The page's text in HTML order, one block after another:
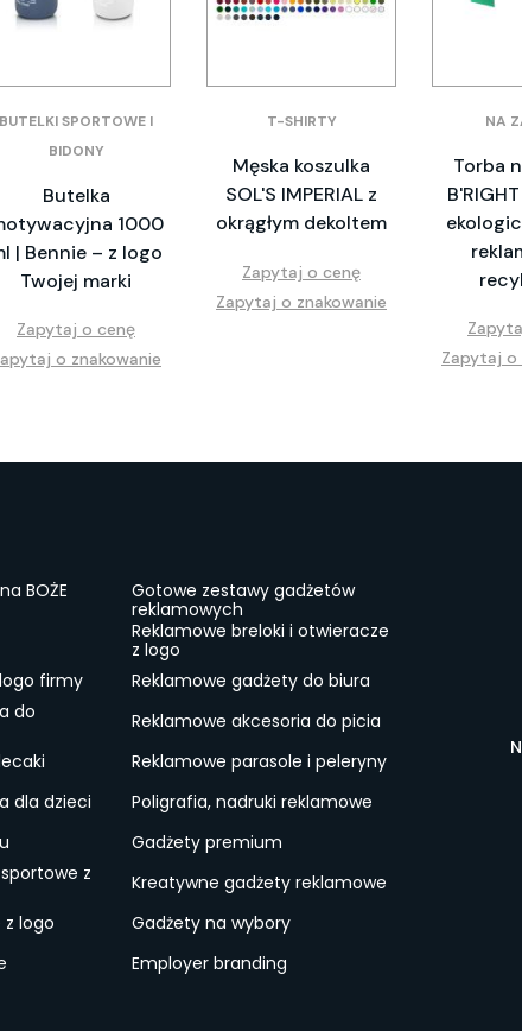
BUTELKI SPORTOWE I
BIDONY
Butelka
1000
| Bennie – z logo
Twojej marki
Zapytaj o cenę
o znakowanie
T-SHIRTY
Męska koszulka
SOL'S IMPERIAL z
okrągłym dekoltem
Zapytaj o cenę
Zapytaj o znakowanie
NA
Torba
Zapytaj o
BOŻE
Gotowe zestawy gadżetów
reklamowych
Reklamowe breloki i otwieracze
z logo
firmy
Reklamowe gadżety do biura
do
Reklamowe akcesoria do picia
Reklamowe parasole i peleryny
dla dzieci
Poligrafia, nadruki reklamowe
Gadżety premium
z
Kreatywne gadżety reklamowe
z logo
Gadżety na wybory
Employer branding